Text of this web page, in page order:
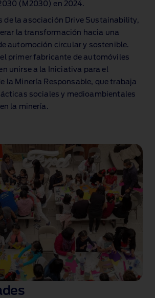
(M2030) en 2024.
de la asociación Drive Sustainability,
la transformación hacia una
automoción circular y sostenible.
primer fabricante de automóviles
unirse a la Iniciativa para el
la Minería Responsable, que trabaja
sociales y medioambientales
la minería.